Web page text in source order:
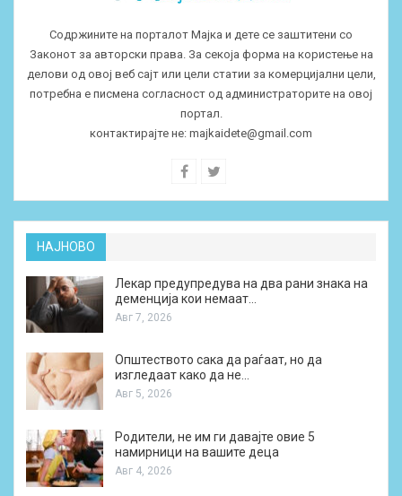
Содржините на порталот Мајка и дете се заштитени со
Законот за авторски права. За секоја форма на користење на
делови од овој веб сајт или цели статии за комерцијални цели,
потребна е писмена согласност од администраторите на овој
портал.
контактирајте не: majkaidete@gmail.com
НАЈНОВО
Лекар предупредува на два рани знака на
деменција кои немаат…
Авг 7, 2026
Општеството сака да раѓаат, но да
изгледаат како да не…
Авг 5, 2026
Родители, не им ги давајте овие 5
намирници на вашите деца
Авг 4, 2026